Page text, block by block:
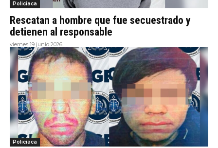
Policiaca
Rescatan a hombre que fue secuestrado y
detienen al responsable
viernes 19 junio 2026
Policiaca